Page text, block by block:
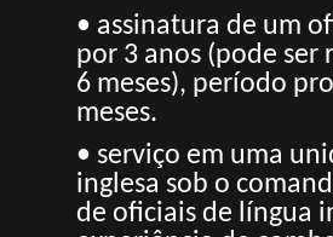
• assinatura de um
por 3 anos (pode ser
6 meses), período
meses.
• serviço em uma
inglesa sob o
de oficiais de língua